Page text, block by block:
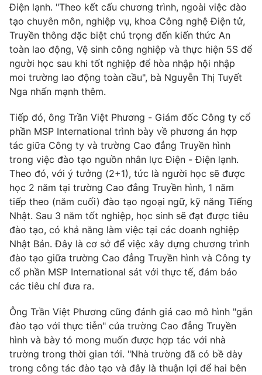
thuận bằng văn bản. Ghi rõ nguồn VTV.vn khi phát hành lại
thông tin từ website này.
Điện lạnh. "Theo kết cấu chương trình, ngoài việc đào
tạo chuyên môn, nghiệp vụ, khoa Công nghệ Điện tử,
Truyền thông đặc biệt chú trọng đến kiến thức An
toàn lao động, Vệ sinh công nghiệp và thực hiện 5S để
người học sau khi tốt nghiệp để hòa nhập hội nhập
moi trường lao động toàn cầu", bà Nguyễn Thị Tuyết
Nga nhấn mạnh thêm.
Tiếp đó, ông Trần Việt Phương - Giám đốc Công ty cổ
phần MSP International trình bày về phương án hợp
tác giữa Công ty và trường Cao đẳng Truyền hình
trong việc đào tạo nguồn nhân lực Điện - Điện lạnh.
Theo đó, với ý tưởng (2+1), tức là người học sẽ được
học 2 năm tại trường Cao đẳng Truyền hình, 1 năm
tiếp theo (năm cuối) đào tạo ngoại ngữ, kỹ năng Tiếng
Nhật. Sau 3 năm tốt nghiệp, học sinh sẽ đạt được tiêu
đào tạo, có khả năng làm việc tại các doanh nghiệp
Nhật Bản. Đây là cơ sở để việc xây dựng chương trình
đào tạo giữa trường Cao đẳng Truyền hình và Công ty
cổ phần MSP International sát với thực tế, đảm bảo
các tiêu chí đưa ra.
Ông Trần Việt Phương cũng đánh giá cao mô hình "gắn
đào tạo với thực tiễn" của trường Cao đẳng Truyền
hình và bày tỏ mong muốn được hợp tác với nhà
trường trong thời gian tới. "Nhà trường đã có bề dày
trong công tác đào tạo và đây là thuận lợi để hai bên